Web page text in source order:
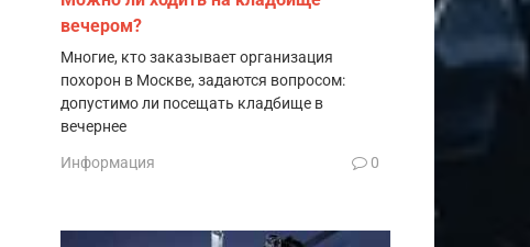
вечером?
Многие, кто заказывает организация
похорон в Москве, задаются вопросом:
допустимо ли посещать кладбище в
вечернее
Информация 0